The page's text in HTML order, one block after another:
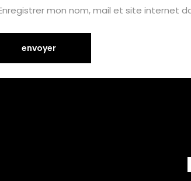
mon nom, mail et site internet